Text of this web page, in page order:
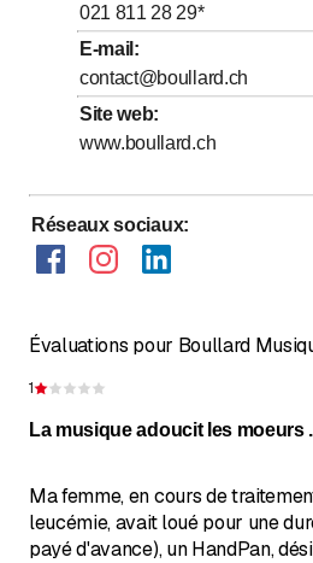
Samedi
Dimanche
021 811 28 29*
E-mail :
contact@boullard.ch
Site web:
www.boullard.ch
Réseaux sociaux:
Évaluations pour Boullard
1
La musique adoucit les moeurs
Ma femme, en cours de
leucémie, avait loué pour une
payé d'avance), un HandPan,